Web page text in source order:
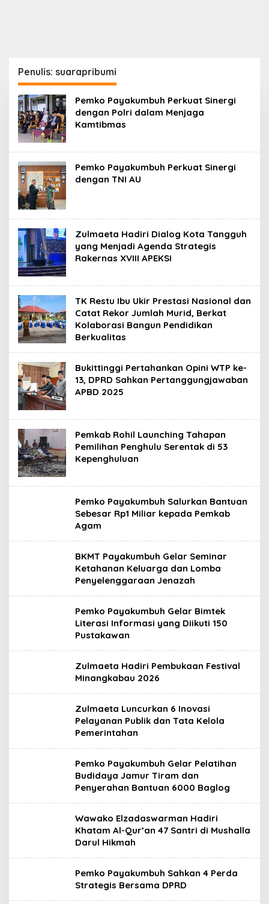
Penulis: suarapribumi
Pemko Payakumbuh Perkuat Sinergi
dengan Polri dalam Menjaga
Kamtibmas
Pemko Payakumbuh Perkuat Sinergi
dengan TNI AU
Zulmaeta Hadiri Dialog Kota Tangguh
yang Menjadi Agenda Strategis
Rakernas XVIII APEKSI
TK Restu Ibu Ukir Prestasi Nasional dan
Catat Rekor Jumlah Murid, Berkat
Kolaborasi Bangun Pendidikan
Berkualitas
Bukittinggi Pertahankan Opini WTP ke-
13, DPRD Sahkan Pertanggungjawaban
APBD 2025
Pemkab Rohil Launching Tahapan
Pemilihan Penghulu Serentak di 53
Kepenghuluan
Pemko Payakumbuh Salurkan Bantuan
Sebesar Rp1 Miliar kepada Pemkab
Agam
BKMT Payakumbuh Gelar Seminar
Ketahanan Keluarga dan Lomba
Penyelenggaraan Jenazah
Pemko Payakumbuh Gelar Bimtek
Literasi Informasi yang Diikuti 150
Pustakawan
Zulmaeta Hadiri Pembukaan Festival
Minangkabau 2026
Zulmaeta Luncurkan 6 Inovasi
Pelayanan Publik dan Tata Kelola
Pemerintahan
Pemko Payakumbuh Gelar Pelatihan
Budidaya Jamur Tiram dan
Penyerahan Bantuan 6000 Baglog
Wawako Elzadaswarman Hadiri
Khatam Al-Qur’an 47 Santri di Mushalla
Darul Hikmah
Pemko Payakumbuh Sahkan 4 Perda
Strategis Bersama DPRD